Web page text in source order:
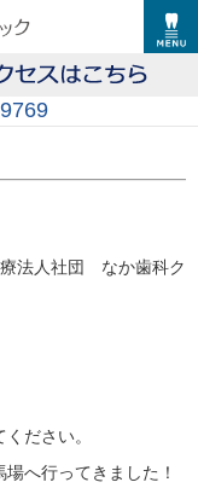
法人社団 なか歯科ク
ださい。
へ行ってきました！